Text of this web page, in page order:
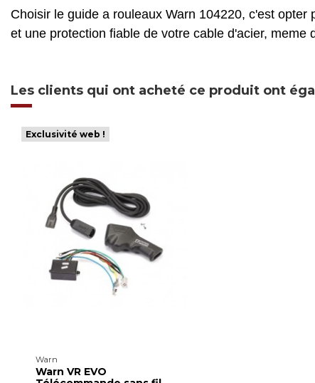
Choisir le guide a rouleaux Warn 104220, c'est
et une protection fiable de votre cable d'acier, meme
Les clients qui ont acheté ce produit ont
Exclusivité web !
Warn
Warn VR EVO